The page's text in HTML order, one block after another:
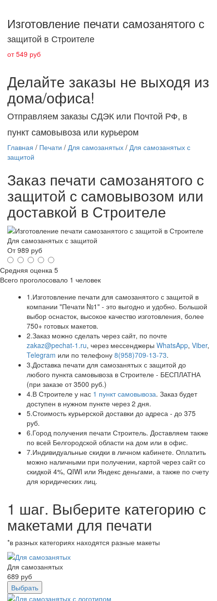
Изготовление печати самозанятого с
защитой в Строителе
от 549 руб
Делайте заказы не выходя из
дома/офиса!
Отправляем заказы СДЭК или Почтой РФ, в
пункт самовывоза или курьером
Главная / Печати / Для самозанятых / Для самозанятых с
защитой
Заказ печати самозанятого с
защитой с самовывозом или
доставкой в Строителе
Для самозанятых с защитой
От989 руб
Средняя оценка 5
Всего проголосовало 1 человек
1.Изготовление печати для самозанятого с защитой в
компании "Печати №1" - это выгодно и удобно. Большой
выбор оснасток, высокое качество изготовления, более
750+ готовых макетов.
2.Заказ можно сделать через сайт, по почте
zakaz@pechat-1.ru, через мессенджеры WhatsApp, Viber,
Telegram или по телефону 8(958)709-13-73.
3.Доставка печати для самозанятых с защитой до
любого пункта самовывоза в Строителе - БЕСПЛАТНА
(при заказе от 3500 руб.)
4.В Строителе у нас 1 пункт самовывоза. Заказ будет
доступен в нужном пункте через 2 дня.
5.Стоимость курьерской доставки до адреса - до 375
руб.
6.Город получения печати Строитель. Доставляем также
по всей Белгородской области на дом или в офис.
7.Индивидуальные скидки в личном кабинете. Оплатить
можно наличными при получении, картой через сайт со
скидкой 4%, QIWI или Яндекс деньгами, а также по счету
для юридических лиц.
1 шаг. Выберите категорию с
макетами для печати
*в разных категориях находятся разные макеты
Для самозанятых
689 руб
Выбрать